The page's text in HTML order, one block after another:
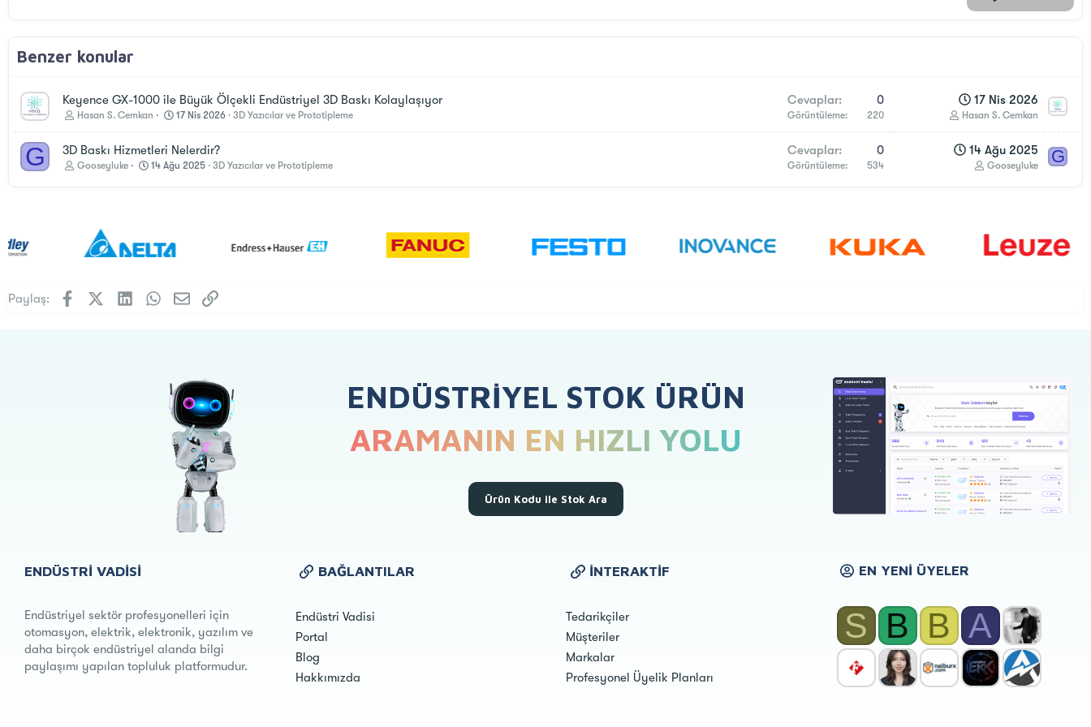
Benzer konular
Keyence GX-1000 ile Büyük Ölçekli Endüstriyel 3D Baskı Kolaylaşıyor
Hasan S. Cemkan 17 Nis 2026 3D Yazıcılar ve Prototipleme
Cevaplar 0
Görüntüleme 220
17 Nis 2026
Hasan S. Cemkan
G 3D Baskı Hizmetleri Nelerdir?
Gooseyluke 14 Ağu 2025 3D Yazıcılar ve Prototipleme
Cevaplar 0
Görüntüleme 534
14 Ağu 2025
Gooseyluke G
Paylaş: FacebookX (Twitter)LinkedInWhatsApp
E-postaLink
ENDÜSTRIYEL STOK ÜRÜN
ARAMANIN EN HIZLI YOLU
Ürün Kodu ile Stok Ara
ENDÜSTRI VADISI
Endüstriyel sektör profesyonelleri için
otomasyon, elektrik, elektronik, yazılım ve
daha birçok endüstriyel alanda bilgi
paylaşımı yapılan topluluk platformudur.
BAĞLANTILAR
Endüstri Vadisi
Portal
Blog
Hakkımızda
İNTERAKTIF
Tedarikçiler
Müşteriler
Markalar
Profesyonel Üyelik Planları
EN YENI ÜYELER
S B B A